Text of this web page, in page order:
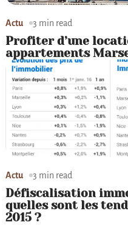
Actu 3 min read
Profiter d’une
appartements
Actu 3 min read
Défiscalisation
quelles sont les
2015 ?